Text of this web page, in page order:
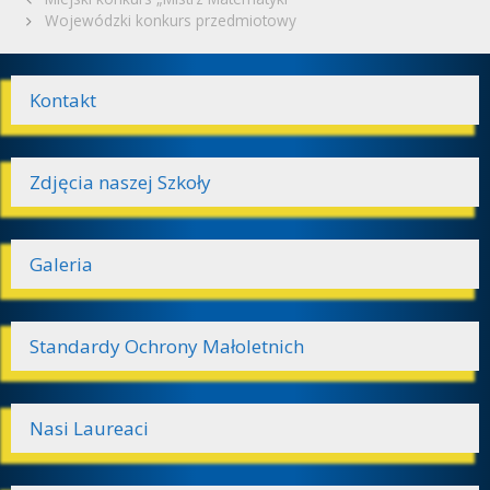
wpisyWojewódzki konkurs przedmiotowy
Kontakt
Zdjęcia naszej Szkoły
Galeria
Standardy Ochrony Małoletnich
Nasi Laureaci